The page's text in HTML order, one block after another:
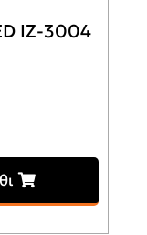
ΙΖ-3004